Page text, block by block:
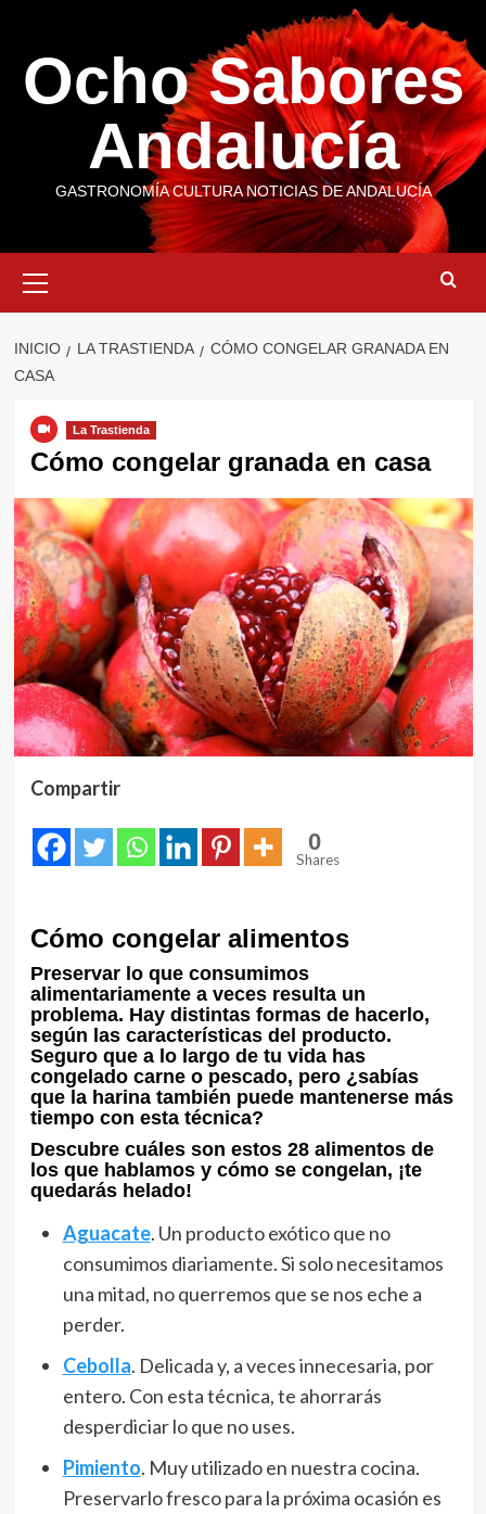
contenido
Ocho Sabores
Andalucía
GASTRONOMÍA CULTURA NOTICIAS DE ANDALUCÍA
primario
INICIO LA TRASTIENDA
CÓMO CONGELAR GRANADA EN
CASA
La Trastienda
Cómo congelar granada en casa
Compartir
0
Shares
Cómo congelar alimentos
Preservar lo que consumimos
alimentariamente a veces resulta un
problema. Hay distintas formas de hacerlo,
según las características del producto.
Seguro que a lo largo de tu vida has
congelado carne o pescado, pero ¿sabías
que la harina también puede mantenerse más
tiempo con esta técnica?
Descubre cuáles son estos 28 alimentos de
los que hablamos y cómo se congelan, ¡te
quedarás helado!
Aguacate. Un producto exótico que no
consumimos diariamente. Si solo necesitamos
una mitad, no querremos que se nos eche a
perder.
Cebolla. Delicada y, a veces innecesaria, por
entero. Con esta técnica, te ahorrarás
desperdiciar lo que no uses.
Pimiento. Muy utilizado en nuestra cocina.
Preservarlo fresco para la próxima ocasión es